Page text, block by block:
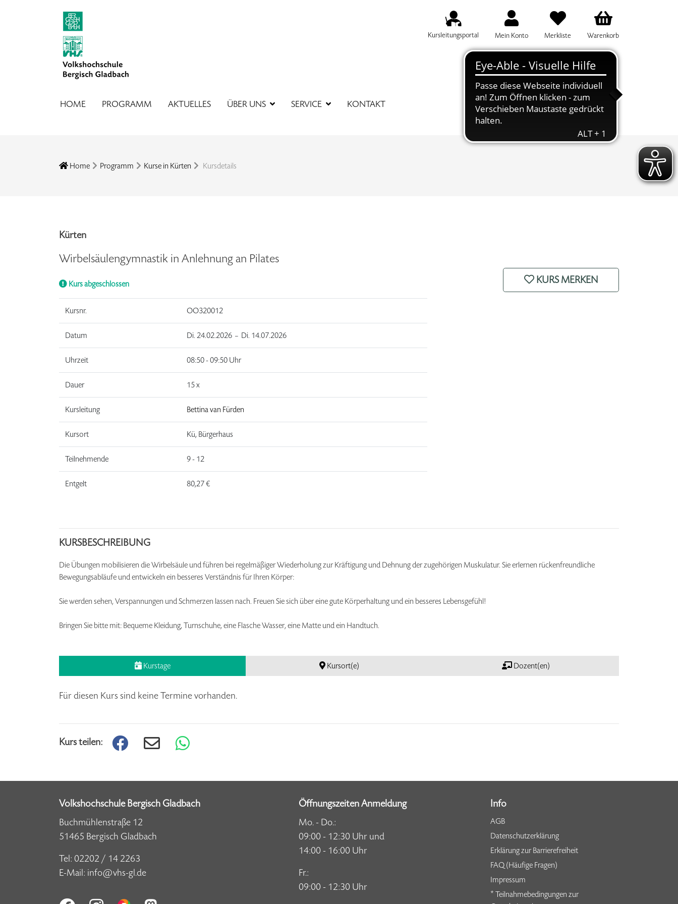
Kursleitungsportal Mein Konto Merkliste Warenkorb
HOME PROGRAMM AKTUELLES ÜBER UNS SERVICE KONTAKT
SUCHBEGRIFF FÜR DIE KURSSUCHE EINGEBEN
Home Programm Kurse in Kürten Kursdetails
Kürten
Wirbelsäulengymnastik in Anlehnung an Pilates
Kurs abgeschlossen
Kursnr. OO320012
Datum Di. 24.02.2026 – Di. 14.07.2026
Uhrzeit 08:50 - 09:50 Uhr
Dauer 15 x
Kursleitung Bettina van Fürden
Kursort Kü, Bürgerhaus
Teilnehmende 9 - 12
Entgelt 80,27 €
KURS MERKEN
KURSBESCHREIBUNG
Die Übungen mobilisieren die Wirbelsäule und führen bei regelmäßiger Wiederholung zur Kräftigung und Dehnung der zugehörigen Muskulatur. Sie erlernen rückenfreundliche
Bewegungsabläufe und entwickeln ein besseres Verständnis für Ihren Körper:
Sie werden sehen, Verspannungen und Schmerzen lassen nach. Freuen Sie sich über eine gute Körperhaltung und ein besseres Lebensgefühl!
Bringen Sie bitte mit: Bequeme Kleidung, Turnschuhe, eine Flasche Wasser, eine Matte und ein Handtuch.
Kurstage Kursort(e) Dozent(en)
Für diesen Kurs sind keine Termine vorhanden.
Kurs teilen:
Volkshochschule Bergisch Gladbach
Buchmühlenstraße 12
51465 Bergisch Gladbach
Tel: 02202 / 14 2263
E-Mail: info@vhs-gl.de
Öffnungszeiten Anmeldung
Mo. - Do.:
09:00 - 12:30 Uhr und
14:00 - 16:00 Uhr
Fr.:
09:00 - 12:30 Uhr
Info
AGB
Datenschutzerklärung
Erklärung zur Barrierefreiheit
FAQ (Häufige Fragen)
Impressum
* Teilnahmebedingungen zur